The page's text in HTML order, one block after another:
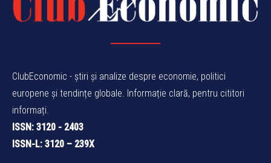
ClubEconomic - știri și analize despre economie, politici
europene și tendințe globale. Informație clară, pentru cititori
informați.
ISSN: 3120 - 2403
ISSN-L: 3120 – 239X